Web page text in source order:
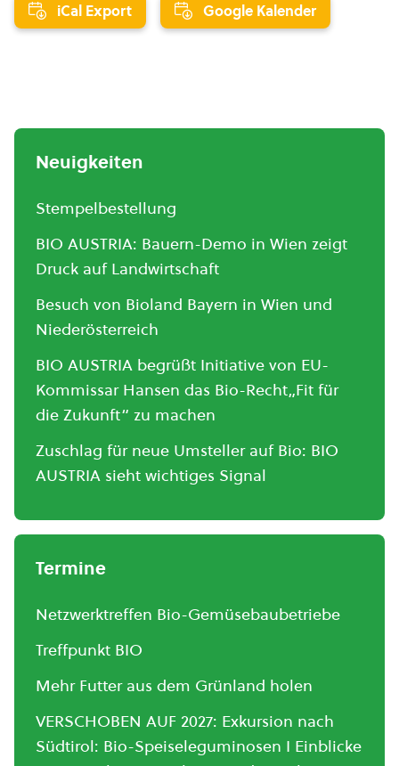
iCal Export Google Kalender
Neuigkeiten
Stempelbestellung
BIO AUSTRIA: Bauern-Demo in Wien zeigt
Druck auf Landwirtschaft
Besuch von Bioland Bayern in Wien und
Niederösterreich
BIO AUSTRIA begrüßt Initiative von EU-
Kommissar Hansen das Bio-Recht„Fit für
die Zukunft“ zu machen
Zuschlag für neue Umsteller auf Bio: BIO
AUSTRIA sieht wichtiges Signal
Termine
Netzwerktreffen Bio-Gemüsebaubetriebe
Treffpunkt BIO
Mehr Futter aus dem Grünland holen
VERSCHOBEN AUF 2027: Exkursion nach
Südtirol: Bio-Speiseleguminosen I Einblicke